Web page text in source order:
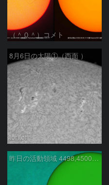
（＾０＾）コメト
8月6日の太陽①（西面 ）
toritori
昨日の活動領域 4498,4500：2026/08/05